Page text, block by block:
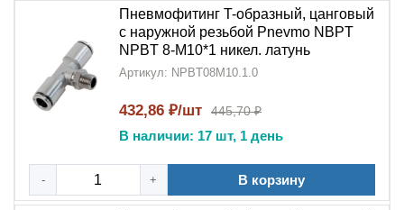
Пневмофитинг T-образный, цанговый
с наружной резьбой Pnevmo NBPT
NPBT 8-M10*1 никел. латунь
Артикул: NPBT08M10.1.0
432,86 ₽/шт 445,70 ₽
В наличии: 17 шт, 1 день
- + В корзину